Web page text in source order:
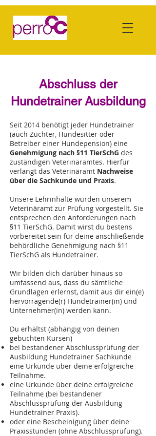
Abschluss der
Hundetrainer Ausbildung
Seit 2014 benötigt jeder Hundetrainer
(auch Züchter, Hundesitter oder
Betreiber einer Hundepension) eine
Genehmigung nach §11 TierSchG des
zuständigen Veterinäramtes. Hierfür
verlangt das Veterinäramt Nachweise
über die Sachkunde und Praxis.
Unsere Lehrinhalte wurden unserem
Veterinäramt zur Prüfung vorgestellt. Sie
entsprechen den Anforderungen nach
§11 TierSchG. Damit wirst du bestens
vorbereitet sein für deine anschließende
behördliche Genehmigung nach §11
TierSchG als Hundetrainer.
Wir bilden dich darüber hinaus so
umfassend aus, dass du sämtliche
Grundlagen erlernst, damit aus dir ein(e)
hervorragende(r) Hundetrainer(in) und
Unternehmer(in) werden kann.
Du erhältst (abhängig von deinen
gebuchten Kursen)
bei bestandener Abschlussprüfung der
Ausbildung Hundetrainer Sachkunde
eine Urkunde über deine erfolgreiche
Teilnahme.
eine Urkunde über deine erfolgreiche
Teilnahme (bei bestandener
Abschlussprüfung der Ausbildung
Hundetrainer Praxis).
oder eine Bescheinigung über deine
Praxisstunden (ohne Abschlussprüfung).